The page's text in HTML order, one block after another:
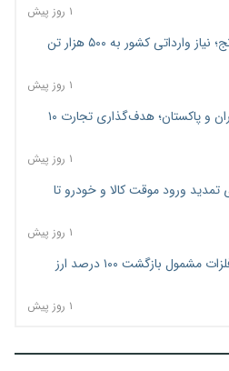
۱ روز پیش
پیش‌بینی افزایش تولید برنج؛ نیاز وارداتی کشور به ۵۰۰ هزار تن
۱ روز پیش
امضای تفاهم‌نامه تجاری ایران و پاکستان؛ هدف‌گذاری تجارت ۱۰
۱ روز پیش
تمدید ورود موقت کالا و خودرو تا
۱ روز پیش
فهرست کالاهای فولادی و فلزات مشمول بازگشت ۱۰۰ درصد ارز
۱ روز پیش